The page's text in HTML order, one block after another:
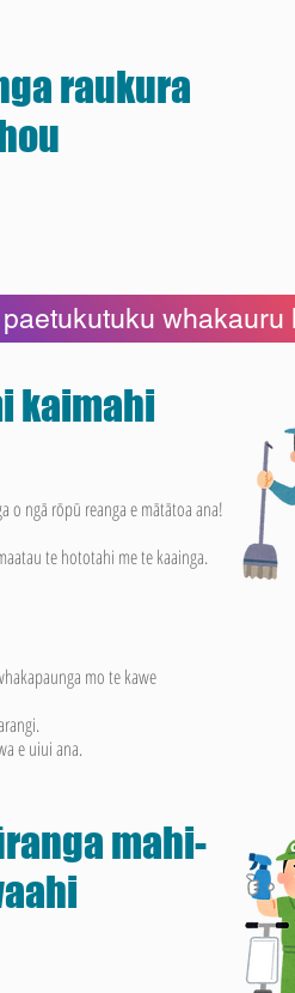
raukura
whakauru
kaimahi
o ngā rōpū reanga e mātātoa ana!
te hototahi me te kaainga.
mo te kawe
e uiui ana.
mahi-